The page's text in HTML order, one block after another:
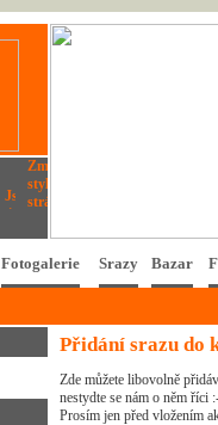
Fotogalerie Srazy Bazar
Přidání srazu do
Zde můžete libovolně
nestydte se nám o něm říci
Prosím jen před vložením